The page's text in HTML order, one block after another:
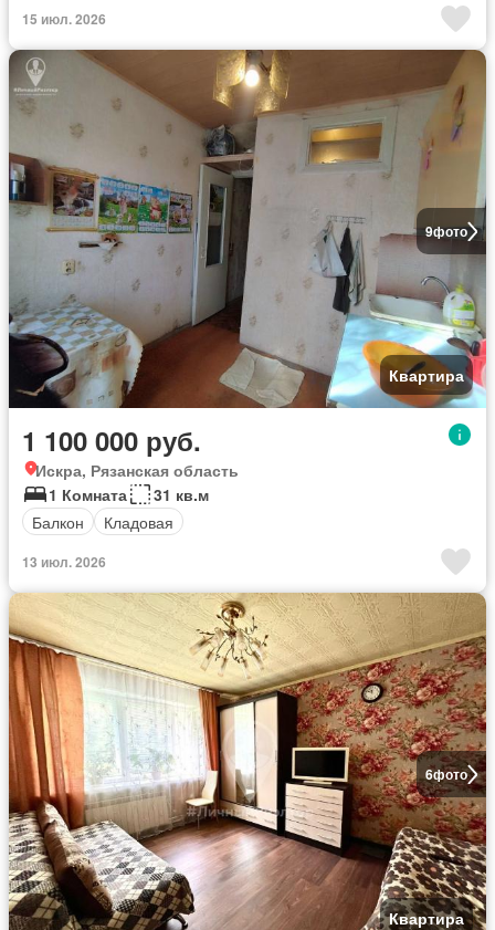
15 июл. 2026
9фото
Квартира
1 100 000 руб.
Искра, Рязанская область
1 Комната
31 кв.м
Балкон
Кладовая
13 июл. 2026
6фото
Квартира